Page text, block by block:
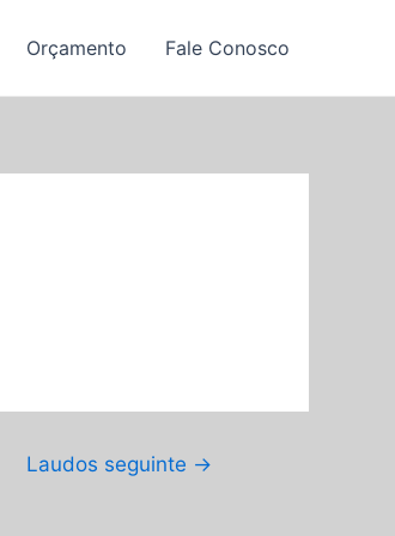
Orçamento Fale Conosco
Laudos seguinte →